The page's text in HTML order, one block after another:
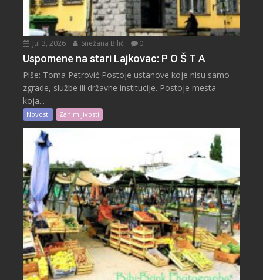
Jul 3, 2026 Snežana Bilić 0
Uspomene na stari Lajkovac: P O Š T A
Piše: Toma Petrović Postoje ustanove koje nisu samo
zgrade, službe ili državne institucije. Postoje mesta
koja...
Novosti Zanimljivosti